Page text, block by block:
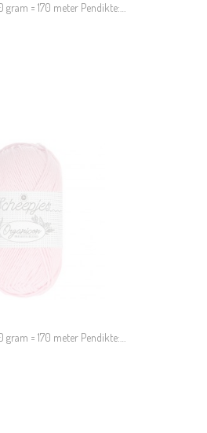
= 170 meter Pendikte:…
= 170 meter Pendikte:…